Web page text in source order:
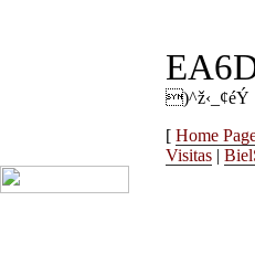
)^ž‹_¢éÝ
[ Home
Visitas |